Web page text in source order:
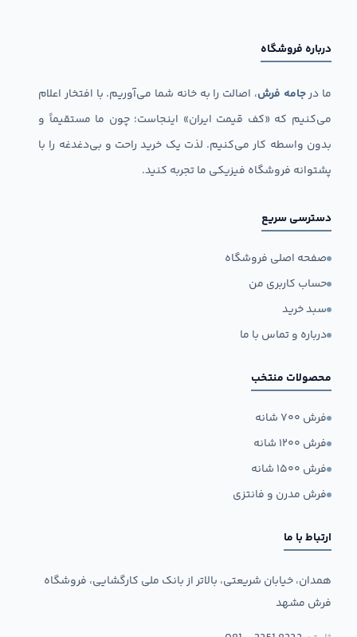
درباره فروشگاه
ما درجامه فرش، اصالت را به خانه شما می‌آوریم. با افتخار اعلام
می‌کنیم که «کف قیمت ایران» اینجاست؛ چون ما مستقیماً و
بدون واسطه کار می‌کنیم. لذت یک خرید راحت و بی‌دغدغه را با
پشتوانه فروشگاه فیزیکی ما تجربه کنید.
دسترسی سریع
صفحه اصلی فروشگاه
حساب کاربری من
سبد خرید
درباره و تماس با ما
محصولات منتخب
فرش ۷۰۰ شانه
فرش ۱۲۰۰ شانه
فرش ۱۵۰۰ شانه
فرش مدرن و فانتزی
ارتباط با ما
همدان، خیابان شریعتی، بالاتر از بانک ملی کارگشایی، فروشگاه
فرش مشهد